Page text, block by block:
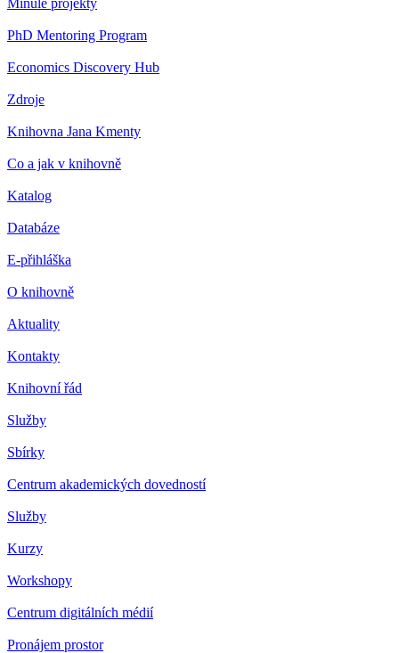
Minulé projekty
PhD Mentoring Program
Economics Discovery Hub
Zdroje
Knihovna Jana Kmenty
Co a jak v knihovně
Katalog
Databáze
E-přihláška
O knihovně
Aktuality
Kontakty
Knihovní řád
Služby
Sbírky
Centrum akademických dovedností
Služby
Kurzy
Workshopy
Centrum digitálních médií
Pronájem prostor